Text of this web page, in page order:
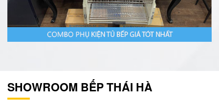
SHOWROOM BẾP THÁI HÀ